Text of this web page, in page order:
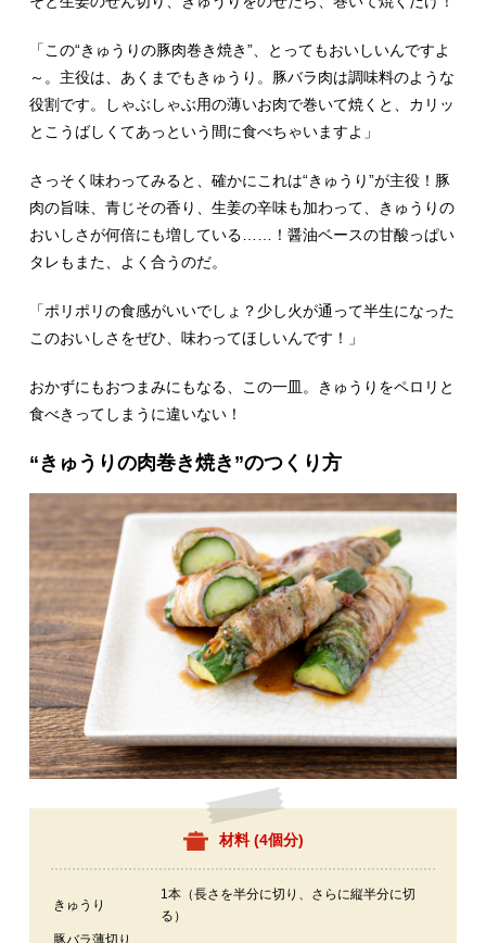
「この“きゅうりの豚肉巻き焼き”、とってもおいしいんですよ
～。主役は、あくまでもきゅうり。豚バラ肉は調味料のような
役割です。しゃぶしゃぶ用の薄いお肉で巻いて焼くと、カリッ
とこうばしくてあっという間に食べちゃいますよ」
さっそく味わってみると、確かにこれは“きゅうり”が主役！豚
肉の旨味、青じその香り、生姜の辛味も加わって、きゅうりの
おいしさが何倍にも増している……！醤油ベースの甘酸っぱい
タレもまた、よく合うのだ。
「ポリポリの食感がいいでしょ？少し火が通って半生になった
このおいしさをぜひ、味わってほしいんです！」
おかずにもおつまみにもなる、この一皿。きゅうりをペロリと
食べきってしまうに違いない！
“きゅうりの肉巻き焼き”のつくり方
材料 (4個分)
きゅうり
1本（長さを半分に切り、さらに縦半分に切
る）
豚バラ薄切り